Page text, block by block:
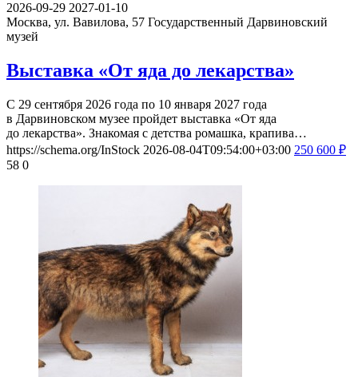
2026-09-29 2027-01-10
Москва, ул. Вавилова, 57 Государственный Дарвиновский
музей
Выставка «От яда до лекарства»
С 29 сентября 2026 года по 10 января 2027 года
в Дарвиновском музее пройдет выставка «От яда
до лекарства». Знакомая с детства ромашка, крапива…
https://schema.org/InStock 2026-08-04T09:54:00+03:00 250 600 ₽
58 0